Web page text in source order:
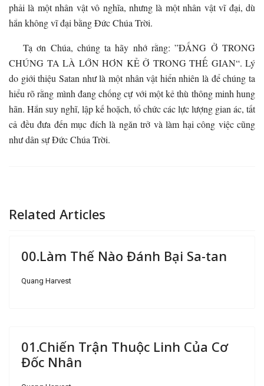
phải là một nhân vật vô nghĩa, nhưng là một nhân vật vĩ đại, dù
hắn không vĩ đại bằng Đức Chúa Trời.
Tạ ơn Chúa, chúng ta hãy nhớ rằng: ”ĐẤNG Ở TRONG
CHÚNG TA LÀ LỚN HƠN KẺ Ở TRONG THẾ GIAN“. Lý
do giới thiệu Satan như là một nhân vật hiển nhiên là để chúng ta
hiểu rõ rằng mình đang chống cự với một kẻ thù thông minh hung
hãn. Hắn suy nghĩ, lập kế hoặch, tổ chức các lực lượng gian ác, tất
cả đều đưa đến mục đích là ngăn trở và làm hại công việc cũng
như dân sự Đức Chúa Trời.
Related Articles
00.Làm Thế Nào Đánh Bại Sa-tan
Quang Harvest
01.Chiến Trận Thuộc Linh Của Cơ
Đốc Nhân